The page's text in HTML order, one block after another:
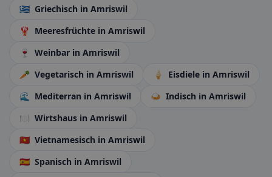
🇬🇷 Griechisch in Amriswil
🦞 Meeresfrüchte in Amriswil
🍷
Weinbar in Amriswil
🥕 Vegetarisch in Amriswil 🍦 Eisdiele in Amriswil
🌊
Mediterran in Amriswil 🍛 Indisch in Amriswil
🍽️ Wirtshaus in Amriswil
🇻🇳 Vietnamesisch in Amriswil
🇪🇸 Spanisch in Amriswil